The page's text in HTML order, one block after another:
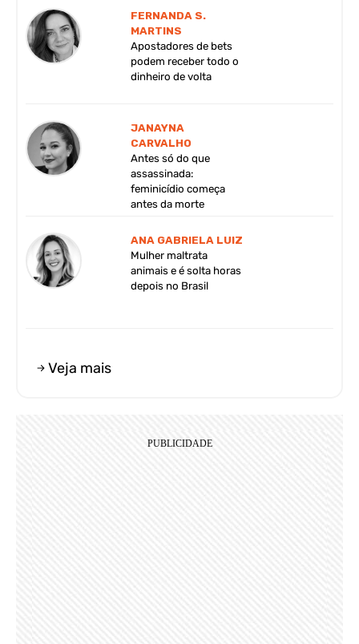
FERNANDA S.
MARTINS
Apostadores de bets
podem receber todo o
dinheiro de volta
JANAYNA
CARVALHO
Antes só do que
assassinada:
feminicídio começa
antes da morte
ANA GABRIELA LUIZ
Mulher maltrata
animais e é solta horas
depois no Brasil
Veja mais